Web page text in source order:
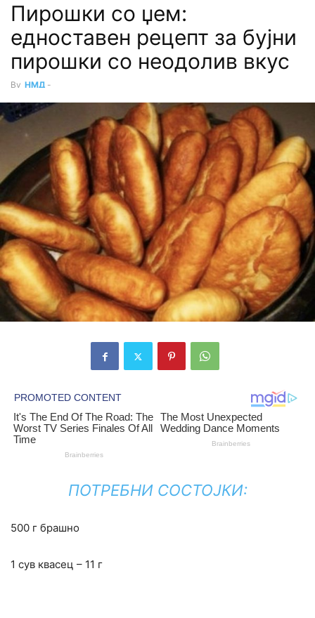
Пирошки со џем:
едноставен рецепт за бујни
пирошки со неодолив вкус
By НМД -
ПОТРЕБНИ СОСТОЈКИ:
500 г брашно
1 сув квасец – 11 г